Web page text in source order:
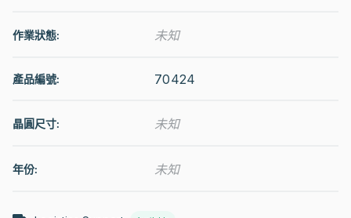
作業狀態: 未知
產品編號: 70424
晶圓尺寸: 未知
年份: 未知